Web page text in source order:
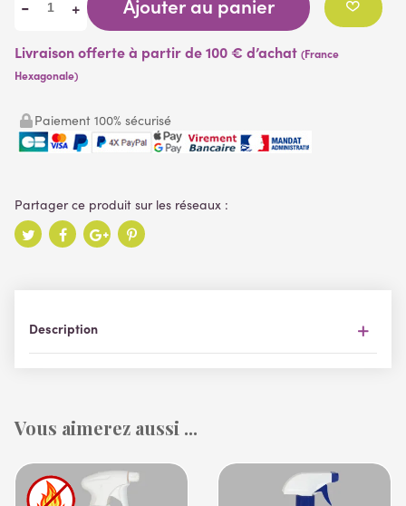
- + Ajouter au panier
Livraison offerte à partir de 100 € d’achat (France
Hexagonale)
Paiement 100% sécurisé
Description
Vous aimerez aussi ...